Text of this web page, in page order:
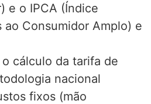
e o IPCA (Índice
ao Consumidor Amplo) e
cálculo da tarifa de
nacional
fixos (mão